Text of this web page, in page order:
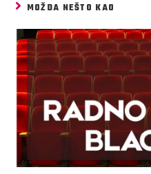
MOŽDA NEŠTO KAO